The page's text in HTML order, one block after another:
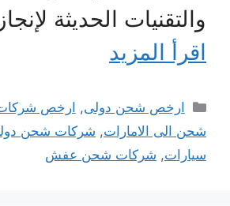
والتقنيات الحديثة
اقرأ المزيد
التصنيفات
ارخص شحن دولى, ارخص
شحن الى الامارات, شركات شحن
سيارات, شركات شحن عفش